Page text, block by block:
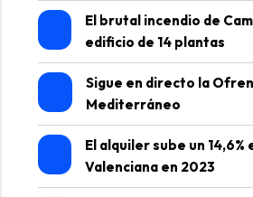
El brutal incendio de
edificio de 14 plantas
Sigue en directo la
Mediterráneo
El alquiler sube un 14,6%
Valenciana en 2023